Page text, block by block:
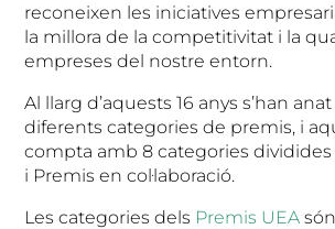
reconeixen les iniciatives
la millora de la competitivitat i la
empreses del nostre entorn.
Al llarg d’aquests 16 anys s’han
diferents categories de premis, i
compta amb 8 categories dividides
i Premis en col·laboració.
Les categories dels Premis UEA